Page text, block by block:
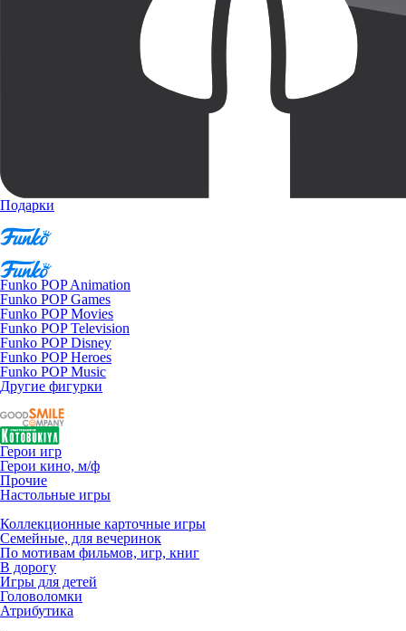
Подарки
Funko POP Animation
Funko POP Games
Funko POP Movies
Funko POP Television
Funko POP Disney
Funko POP Heroes
Funko POP Music
Другие фигурки
Герои игр
Герои кино, м/ф
Прочие
Настольные игры
Коллекционные карточные игры
Семейные, для вечеринок
По мотивам фильмов, игр, книг
В дорогу
Игры для детей
Головоломки
Атрибутика